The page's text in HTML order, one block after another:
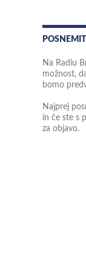
Na Radiu
možnost,
bomo
Najprej
in če ste s
za objavo.